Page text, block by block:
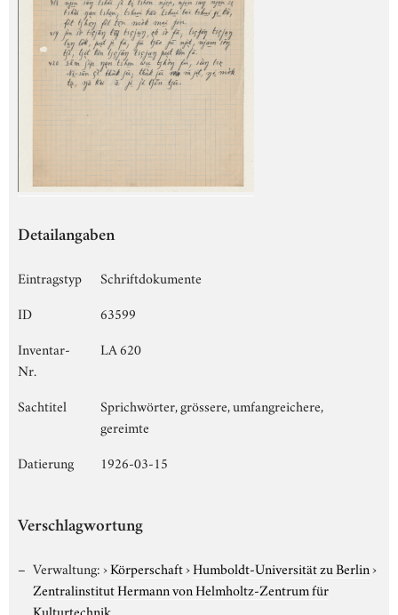
Detailangaben
Eintragstyp
Schriftdokumente
ID
63599
Inventar-
Nr.
LA 620
Sachtitel
Sprichwörter, grössere, umfangreichere,
gereimte
Datierung
1926-03-15
Verschlagwortung
Verwaltung:›Körperschaft›Humboldt-Universität zu Berlin›
Zentralinstitut Hermann von Helmholtz-Zentrum für
Kulturtechnik